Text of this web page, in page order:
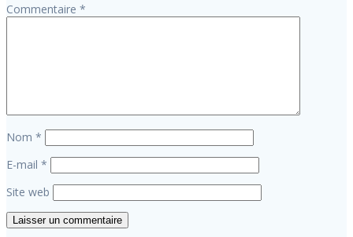
Commentaire *
Nom *
E-mail *
Site web